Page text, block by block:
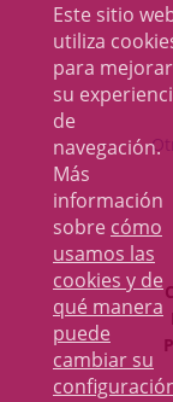
Este sitio
utiliza
para mejorar
su
de
navegación.
Más
información
sobre cómo
usamos las
cookies y de
qué manera
puede
cambiar su